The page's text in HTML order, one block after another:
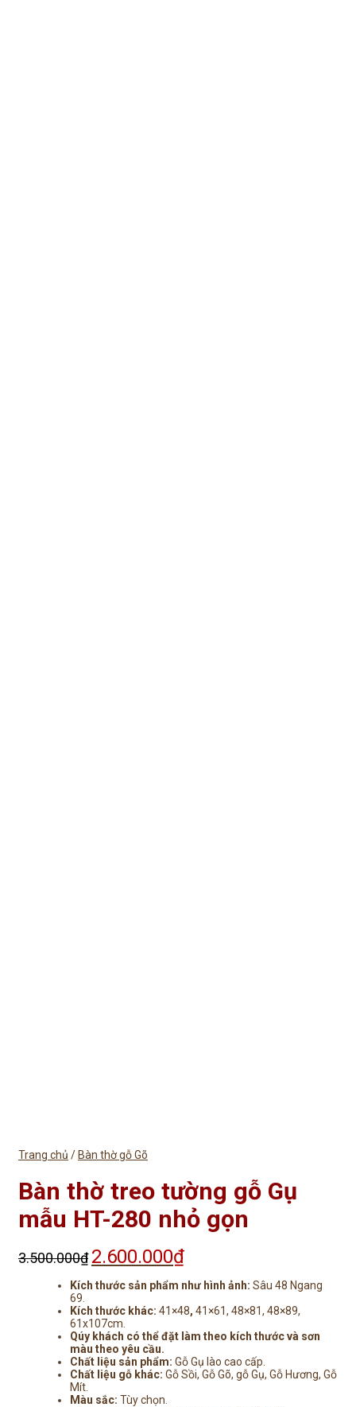
Trang chủ / Bàn thờ gỗ Gõ
Bàn thờ treo tường gỗ Gụ
mẫu HT-280 nhỏ gọn
3.500.000₫ Giá
gốc
là:
2.600.000₫Giá
tại
2.600.000₫.
Kích thước sản phẩm như hình ảnh: Sâu 48 Ngang
69.
Kích thước khác: 41×48, 41×61, 48×81, 48×89,
61x107cm.
Qúy khách có thể đặt làm theo kích thước và sơn
màu theo yêu cầu.
Chất liệu sản phẩm: Gỗ Gụ lào cao cấp.
Chất liệu gỗ khác: Gỗ Sồi, Gỗ Gõ, gỗ Gụ, Gỗ Hương, Gỗ
Mít.
Màu sắc: Tùy chọn.